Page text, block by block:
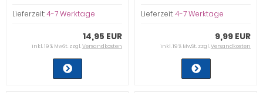
Lieferzeit:4-7 Werktage
14,95 EUR
inkl. 19 % MwSt. zzgl.Versandkosten
Lieferzeit:4-7 Werktage
9,99 EUR
inkl. 19 % MwSt. zzgl.Versandkosten